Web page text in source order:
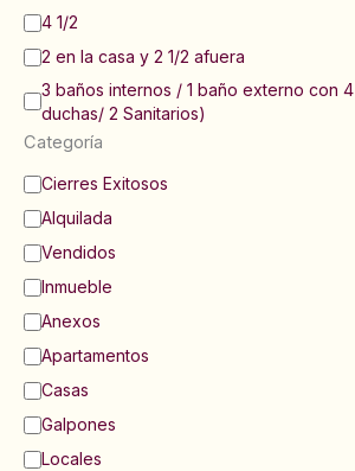
4 1/2
2 en la casa y 2 1/2 afuera
3 baños internos / 1 baño externo con
duchas/ 2 Sanitarios)
Categoría
C
t
e
g
o
r
í
a
Cierres Exitosos
Alquilada
Vendidos
Inmueble
Anexos
Apartamentos
Casas
Galpones
Locales